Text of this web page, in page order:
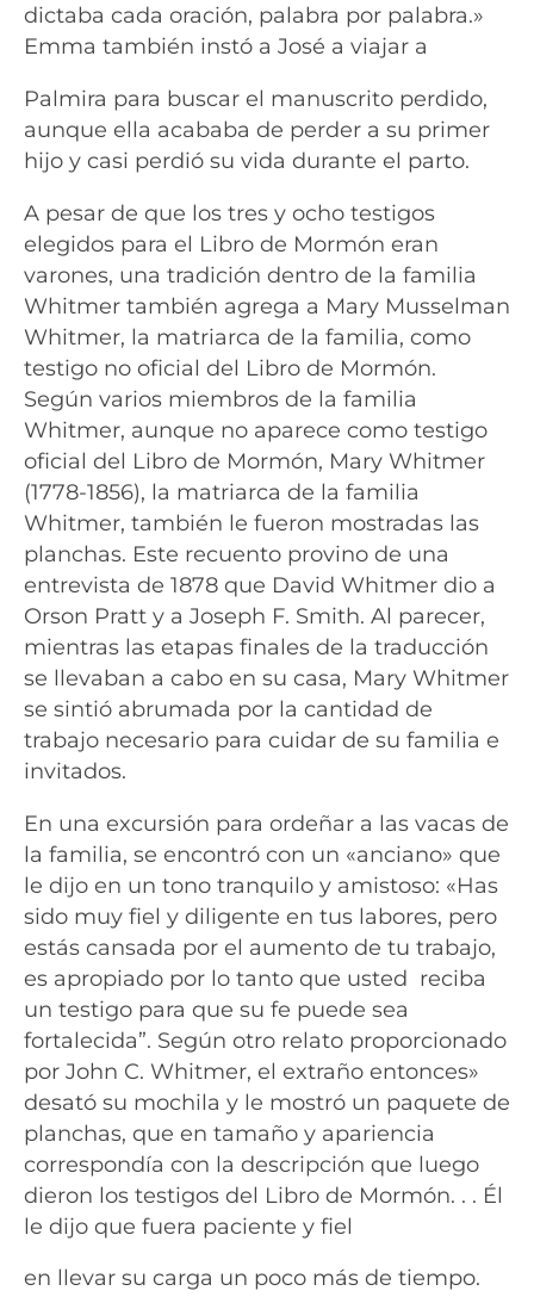
dictaba cada oración, palabra por palabra.»
Emma también instó a José a viajar a
Palmira para buscar el manuscrito perdido,
aunque ella acababa de perder a su primer
hijo y casi perdió su vida durante el parto.
A pesar de que los tres y ocho testigos
elegidos para el Libro de Mormón eran
varones, una tradición dentro de la familia
Whitmer también agrega a Mary Musselman
Whitmer, la matriarca de la familia, como
testigo no oficial del Libro de Mormón.
Según varios miembros de la familia
Whitmer, aunque no aparece como testigo
oficial del Libro de Mormón, Mary Whitmer
(1778-1856), la matriarca de la familia
Whitmer, también le fueron mostradas las
planchas. Este recuento provino de una
entrevista de 1878 que David Whitmer dio a
Orson Pratt y a Joseph F. Smith. Al parecer,
mientras las etapas finales de la traducción
se llevaban a cabo en su casa, Mary Whitmer
se sintió abrumada por la cantidad de
trabajo necesario para cuidar de su familia e
invitados.
En una excursión para ordeñar a las vacas de
la familia, se encontró con un «anciano» que
le dijo en un tono tranquilo y amistoso: «Has
sido muy fiel y diligente en tus labores, pero
estás cansada por el aumento de tu trabajo,
es apropiado por lo tanto que usted reciba
un testigo para que su fe puede sea
fortalecida”. Según otro relato proporcionado
por John C. Whitmer, el extraño entonces»
desató su mochila y le mostró un paquete de
planchas, que en tamaño y apariencia
correspondía con la descripción que luego
dieron los testigos del Libro de Mormón. . . Él
le dijo que fuera paciente y fiel
en llevar su carga un poco más de tiempo.